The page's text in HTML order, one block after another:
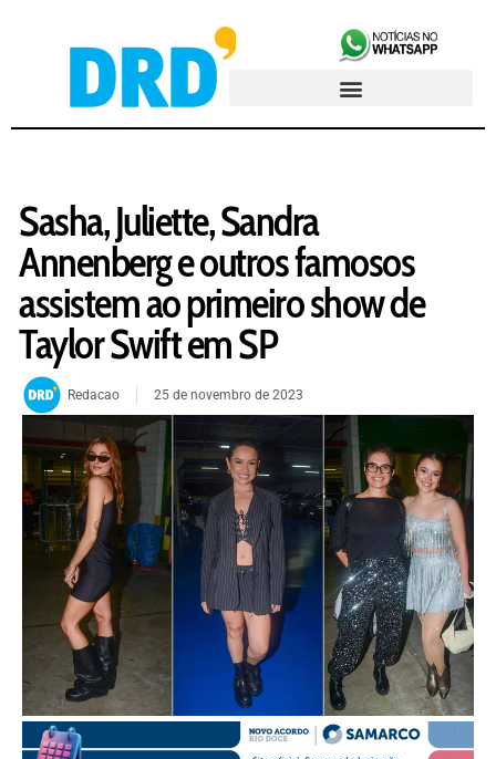
Sasha, Juliette, Sandra
Annenberg e outros famosos
assistem ao primeiro show de
Taylor Swift em SP
Redacao 25 de novembro de 2023
Foto: Divulgação/AgNews